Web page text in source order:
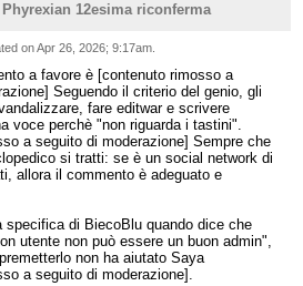
Phyrexian 12esima riconferma
onApr 26, 2026; 9:17am
a favore è [contenuto rimosso a
Seguendo il criterio del genio, gli
fare editwar e scrivere
voce perchè "non riguarda i tastini".
a seguito di moderazione] Sempre che
si tratti: se è un social network di
allora il commento è adeguato e
specifica di BiecoBlu quando dice che
utente non può essere un buon admin",
non ha aiutato Saya
a seguito di moderazione].